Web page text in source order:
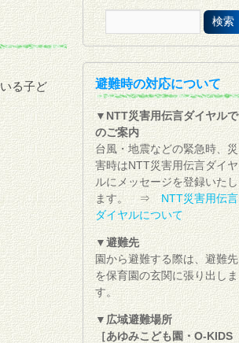
る子ど
避難時の対応について
▼NTT災害用伝言ダイヤルで
のご案内
台風・地震などの緊急時、災
害時はNTT災害用伝言ダイヤ
ルにメッセージを登録いたし
ます。 ⇒NTT災害用伝言
ダイヤルについて
▼避難先
園から避難する際は、避難先
を保育園の玄関に張り出しま
す。
▼広域避難場所
［あゆみこども園・O-KIDS